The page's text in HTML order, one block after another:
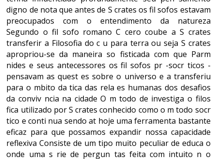
digno de nota que antes de S crates os fil sofos estavam
preocupados com o entendimento da natureza
Segundo o fil sofo romano C cero coube a S crates
transferir a Filosofia do c u para terra ou seja S crates
apropriou-se da maneira so fisticada com que Parm
nides e seus antecessores os fil sofos pr -socr ticos -
pensavam as quest es sobre o universo e a transferiu
para o mbito da tica das rela es humanas dos desafios
da conviv ncia na cidade O m todo de investiga o filos
fica utilizado por S crates conhecido como o m todo socr
tico e conti nua sendo at hoje uma ferramenta bastante
eficaz para que possamos expandir nossa capacidade
reflexiva Consiste de um tipo muito peculiar de educa o
onde uma s rie de pergun tas feita com intuito n o